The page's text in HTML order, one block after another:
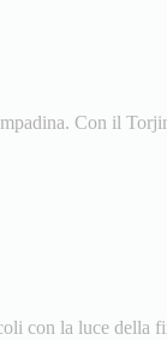
Con il
con la luce della